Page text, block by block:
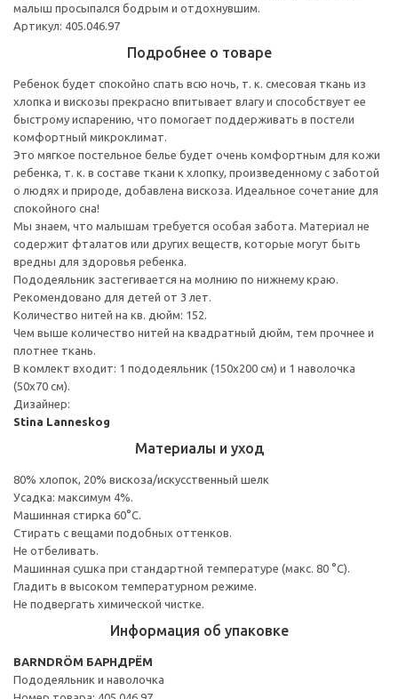
малыш просыпался бодрым и отдохнувшим.
Артикул: 405.046.97
Подробнее о товаре
Ребенок будет спокойно спать всю ночь, т. к. смесовая ткань из
хлопка и вискозы прекрасно впитывает влагу и способствует ее
быстрому испарению, что помогает поддерживать в постели
комфортный микроклимат.
Это мягкое постельное белье будет очень комфортным для кожи
ребенка, т. к. в составе ткани к хлопку, произведенному с заботой
о людях и природе, добавлена вискоза. Идеальное сочетание для
спокойного сна!
Мы знаем, что малышам требуется особая забота. Материал не
содержит фталатов или других веществ, которые могут быть
вредны для здоровья ребенка.
Пододеяльник застегивается на молнию по нижнему краю.
Рекомендовано для детей от 3 лет.
Количество нитей на кв. дюйм: 152.
Чем выше количество нитей на квадратный дюйм, тем прочнее и
плотнее ткань.
В комлект входит: 1 пододеяльник (150x200 см) и 1 наволочка
(50x70 см).
Дизайнер:
Stina Lanneskog
Материалы и уход
80% хлопок, 20% вискоза/искусственный шелк
Усадка: максимум 4%.
Машинная стирка 60°С.
Cтирать с вещами подобных оттенков.
Не отбеливать.
Машинная сушка при стандартной температуре (макс. 80 °C).
Гладить в высоком температурном режиме.
Не подвергать химической чистке.
Информация об упаковке
BARNDRÖM БАРНДРЁМ
Пододеяльник и наволочка